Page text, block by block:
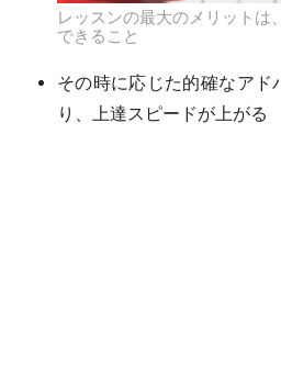
レッスンの最大のメリットは
できること
その時に応じた的確なアド
り、上達スピードが上がる